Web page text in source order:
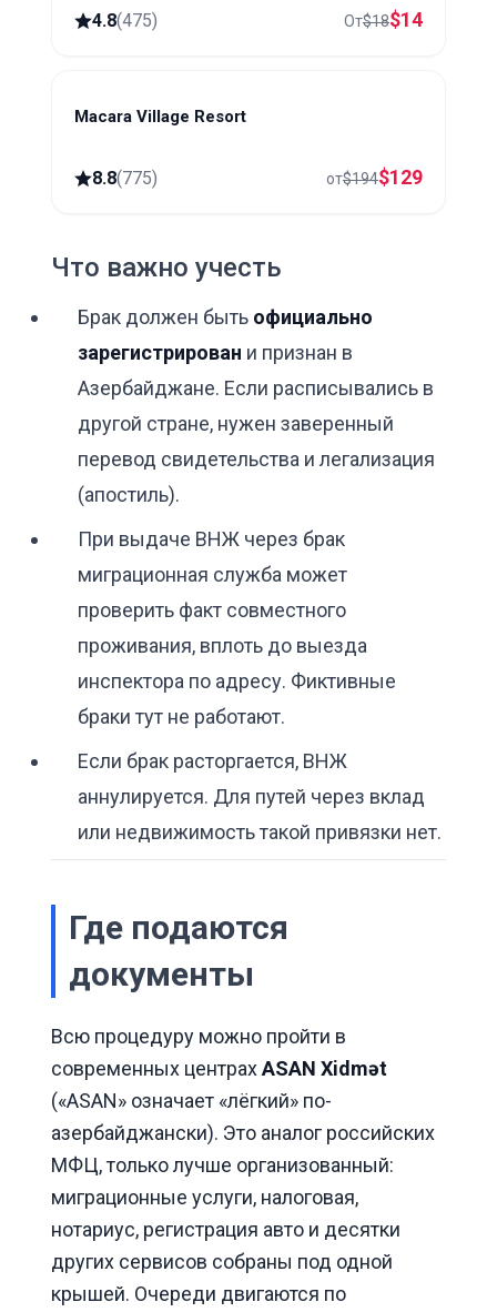
4.8(475) От$18$14
Quba
Macara Village Resort
8.8(775) от$194$129
Что важно учесть
Брак должен быть официально
зарегистрирован и признан в
Азербайджане. Если расписывались в
другой стране, нужен заверенный
перевод свидетельства и легализация
(апостиль).
При выдаче ВНЖ через брак
миграционная служба может
проверить факт совместного
проживания, вплоть до выезда
инспектора по адресу. Фиктивные
браки тут не работают.
Если брак расторгается, ВНЖ
аннулируется. Для путей через вклад
или недвижимость такой привязки нет.
Где подаются
документы
Всю процедуру можно пройти в
современных центрахASAN Xidmət
(«ASAN» означает «лёгкий» по-
азербайджански). Это аналог российских
МФЦ, только лучше организованный:
миграционные услуги, налоговая,
нотариус, регистрация авто и десятки
других сервисов собраны под одной
крышей. Очереди двигаются по